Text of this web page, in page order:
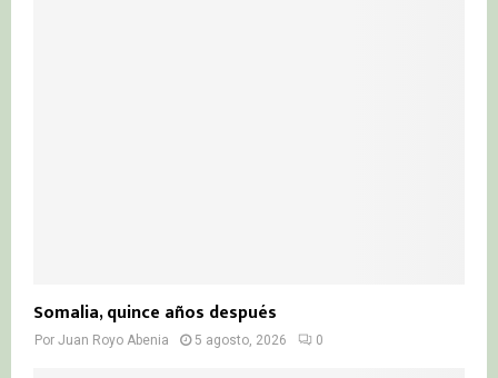
Somalia, quince años después
Por Juan Royo Abenia 5 agosto, 2026 0